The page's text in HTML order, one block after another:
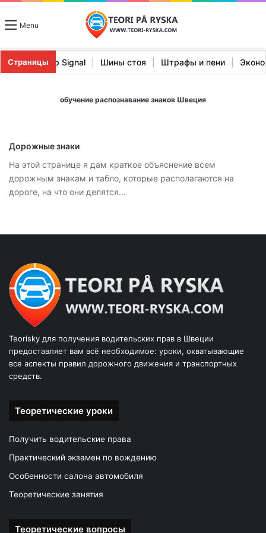
Menu
СтраницыStopp Signal | Шины стоя | Штрафы и пени |
обучение распознавание знаков Швеция
Дорожные знаки
На этой странице я дам краткое объяснение всем
дорожным знакам и табло, которые располагаются на
дороге, на что они делятся…
Teorisky для получения водительских прав в Швеции
предоставляет вам всё необходимое: уроки, охватывающие
все аспекты правил дорожного движения и транспортных
средств.
Теоретические уроки
Получить водительские права
Практический экзамен по вождению
Особенности салона автомобиля
Теоретические занятия
Теоретические вопросы